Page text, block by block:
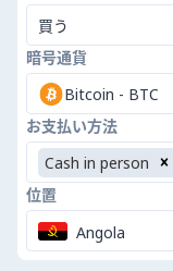
買う
暗号通貨
Bitcoin - BTC
お支払い方法
Cash in person
位置
Angola